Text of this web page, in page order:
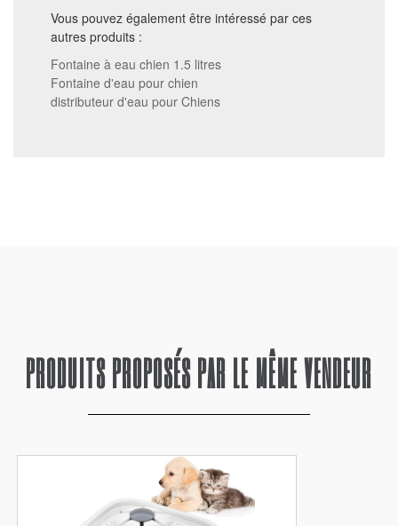
Vous pouvez également être intéressé par ces
autres produits :
Fontaine à eau chien 1.5 litres
Fontaine d'eau pour chien
distributeur d'eau pour Chiens
PRODUITS PROPOSÉS PAR LE MÊME VENDEUR